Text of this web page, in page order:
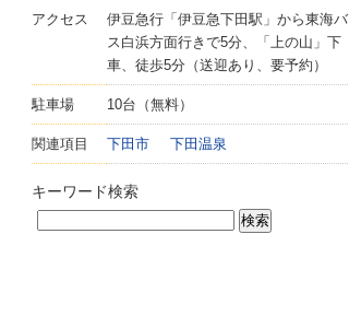
アクセス
伊豆急行「伊豆急下田駅」から東海バ
ス白浜方面行きで5分、「上の山」下
車、徒歩5分（送迎あり、要予約）
駐車場 10台（無料）
関連項目 下田市 下田温泉
キーワード検索